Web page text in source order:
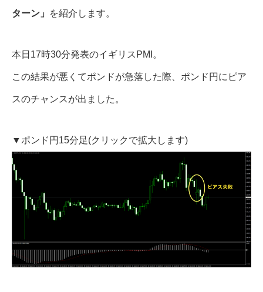
ターン」 を紹介します。
本日17時30分発表のイギリスPMI。
この結果が悪くてポンドが急落した際、ポンド円にピア
スのチャンスが出ました。
▼ポンド円15分足(クリックで拡大します)